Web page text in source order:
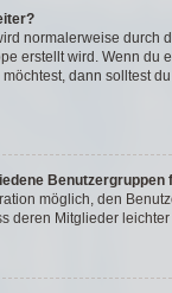
normalerweise durch
erstellt wird. Wenn du
dann solltest
Benutzergruppen
möglich, den
deren Mitglieder